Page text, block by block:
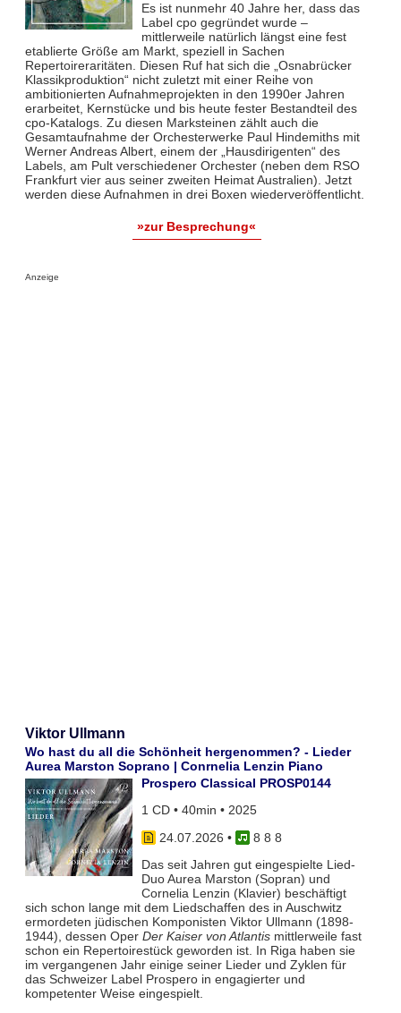
Es ist nunmehr 40 Jahre her, dass das
Label cpo gegründet wurde –
mittlerweile natürlich längst eine fest
etablierte Größe am Markt, speziell in Sachen
Repertoireraritäten. Diesen Ruf hat sich die „Osnabrücker
Klassikproduktion“ nicht zuletzt mit einer Reihe von
ambitionierten Aufnahmeprojekten in den 1990er Jahren
erarbeitet, Kernstücke und bis heute fester Bestandteil des
cpo-Katalogs. Zu diesen Marksteinen zählt auch die
Gesamtaufnahme der Orchesterwerke Paul Hindemiths mit
Werner Andreas Albert, einem der „Hausdirigenten“ des
Labels, am Pult verschiedener Orchester (neben dem RSO
Frankfurt vier aus seiner zweiten Heimat Australien). Jetzt
werden diese Aufnahmen in drei Boxen wiederveröffentlicht.
»zur Besprechung«
Anzeige
Viktor Ullmann
Wo hast du all die Schönheit hergenommen? - Lieder
Aurea Marston Soprano | Conrnelia Lenzin Piano
Prospero Classical PROSP0144
1 CD • 40min • 2025
24.07.2026 •
8 8 8
Das seit Jahren gut eingespielte Lied-
Duo Aurea Marston (Sopran) und
Cornelia Lenzin (Klavier) beschäftigt
sich schon lange mit dem Liedschaffen des in Auschwitz
ermordeten jüdischen Komponisten Viktor Ullmann (1898-
1944), dessen Oper Der Kaiser von Atlantismittlerweile fast
schon ein Repertoirestück geworden ist. In Riga haben sie
im vergangenen Jahr einige seiner Lieder und Zyklen für
das Schweizer Label Prospero in engagierter und
kompetenter Weise eingespielt.